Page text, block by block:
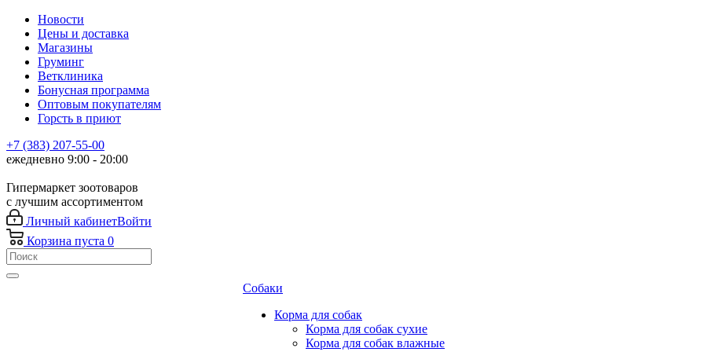
Новости
Цены и доставка
Магазины
Груминг
Ветклиника
Бонусная программа
Оптовым покупателям
Горсть в приют
+7 (383) 207-55-00
ежедневно 9:00 - 20:00
Гипермаркет зоотоваров
с лучшим ассортиментом
Личный кабинетВойти
Корзина пуста 0
Собаки
Корма для собак
Корма для собак сухие
Корма для собак влажные